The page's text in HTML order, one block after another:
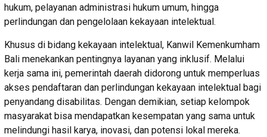
hukum, pelayanan administrasi hukum umum, hingga
perlindungan dan pengelolaan kekayaan intelektual.
Khusus di bidang kekayaan intelektual, Kanwil Kemenkumham
Bali menekankan pentingnya layanan yang inklusif. Melalui
kerja sama ini, pemerintah daerah didorong untuk memperluas
akses pendaftaran dan perlindungan kekayaan intelektual bagi
penyandang disabilitas. Dengan demikian, setiap kelompok
masyarakat bisa mendapatkan kesempatan yang sama untuk
melindungi hasil karya, inovasi, dan potensi lokal mereka.